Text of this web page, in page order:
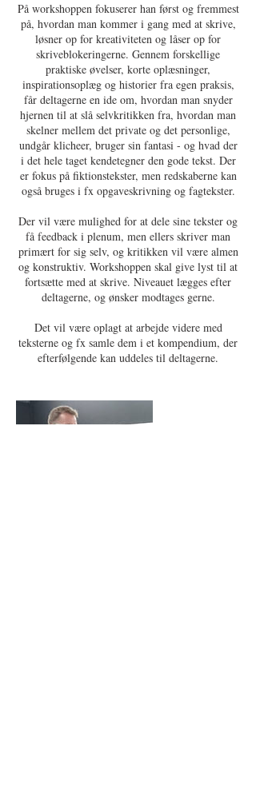
På workshoppen fokuserer han først og fremmest
på, hvordan man kommer i gang med at skrive,
løsner op for kreativiteten og låser op for
skriveblokeringerne. Gennem forskellige
praktiske øvelser, korte oplæsninger,
inspirationsoplæg og historier fra egen praksis,
får deltagerne en ide om, hvordan man snyder
hjernen til at slå selvkritikken fra, hvordan man
skelner mellem det private og det personlige,
undgår klicheer, bruger sin fantasi - og hvad der
i det hele taget kendetegner den gode tekst. Der
er fokus på fiktionstekster, men redskaberne kan
også bruges i fx opgaveskrivning og fagtekster.
Der vil være mulighed for at dele sine tekster og
få feedback i plenum, men ellers skriver man
primært for sig selv, og kritikken vil være almen
og konstruktiv. Workshoppen skal give lyst til at
fortsætte med at skrive. Niveauet lægges efter
deltagerne, og ønsker modtages gerne.
Det vil være oplagt at arbejde videre med
teksterne og fx samle dem i et kompendium, der
efterfølgende kan uddeles til deltagerne.